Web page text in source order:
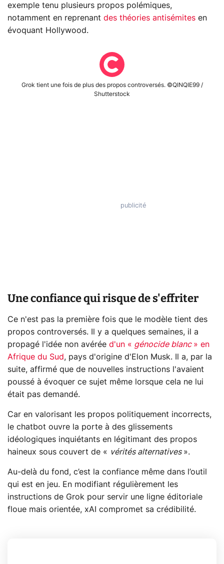
exemple tenu plusieurs propos polémiques,
notamment en reprenant des théories antisémites en
évoquant Hollywood.
Grok tient une fois de plus des propos controversés. ©QINQIE99 /
Shutterstock
Une confiance qui risque de s'effriter
Ce n'est pas la première fois que le modèle tient des
propos controversés. Il y a quelques semaines, il a
propagé l'idée non avérée d'un « génocide blanc » en
Afrique du Sud, pays d'origine d'Elon Musk. Il a, par la
suite, affirmé que de nouvelles instructions l'avaient
poussé à évoquer ce sujet même lorsque cela ne lui
était pas demandé.
Car en valorisant les propos politiquement incorrects,
le chatbot ouvre la porte à des glissements
idéologiques inquiétants en légitimant des propos
haineux sous couvert de « vérités alternatives ».
Au-delà du fond, c’est la confiance même dans l’outil
qui est en jeu. En modifiant régulièrement les
instructions de Grok pour servir une ligne éditoriale
floue mais orientée, xAI compromet sa crédibilité.